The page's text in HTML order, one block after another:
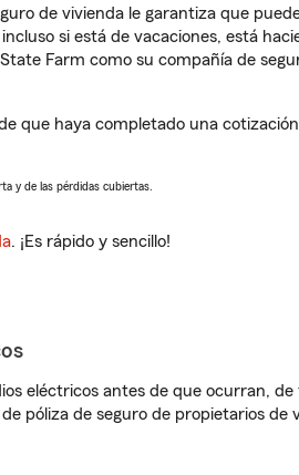
de vivienda le garantiza que
si está de vacaciones, está
Farm como su compañía de
que haya completado una
y de las pérdidas cubiertas.
. ¡Es rápido y sencillo!
eléctricos antes de que ocurran,
póliza de seguro de propietarios